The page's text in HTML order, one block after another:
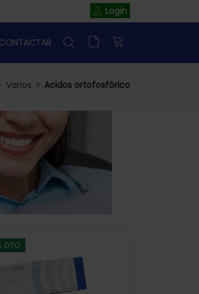
Login
CONTACTAR
Varios Acidos ortofosfórico
DTO